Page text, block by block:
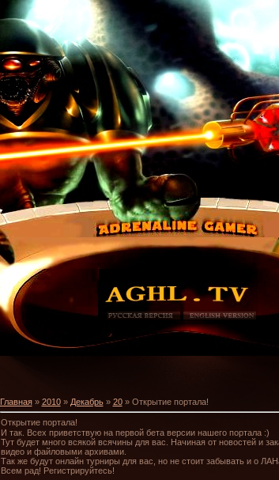
Главная» 2010 » Декабрь » 20» Открытие портала!
Открытие портала!
И так. Всех приветствую на первой бета версии нашего портала :)
Тут будет много всякой всячины для вас. Начиная от новостей и
видео и файловыми архивами.
Так же будут онлайн турниры для вас, но не стоит забывать и о
Всем рад! Регистрируйтесь!